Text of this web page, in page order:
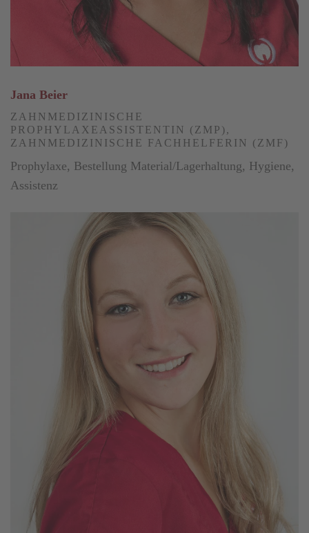
Jana Beier
ZAHNMEDIZINISCHE
PROPHYLAXEASSISTENTIN (ZMP),
ZAHNMEDIZINISCHE FACHHELFERIN (ZMF)
Prophylaxe, Bestellung Material/Lagerhaltung, Hygiene,
Assistenz